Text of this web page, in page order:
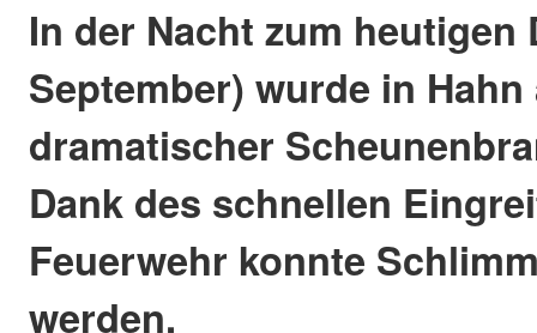
In der Nacht zum heutigen
September) wurde in Hahn
dramatischer
Dank des schnellen
Feuerwehr konnte
werden.